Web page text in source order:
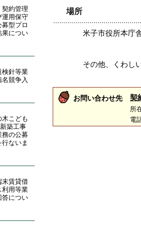
約管理
運用保守
型プロ
果につい
検針等業
競争入
こども
築工事
の公募
ないま
末賃貸借
利用等業
答につい
場所
米子市役所本庁
その他、くわし
お問い合わせ先 契
所
電